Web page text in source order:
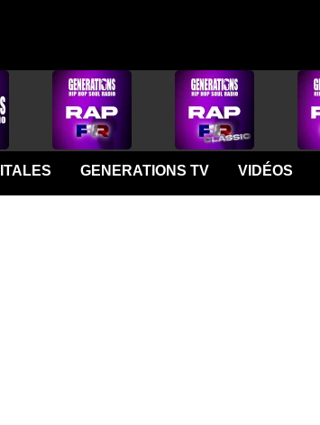
GENERATIONS TV VIDÉOS